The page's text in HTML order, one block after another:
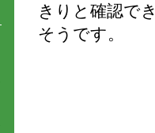
きりと確認で
そうです。